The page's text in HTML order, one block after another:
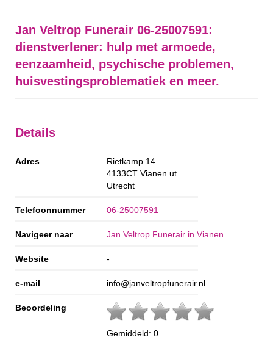
Jan Veltrop Funerair 06-25007591:
dienstverlener: hulp met armoede,
eenzaamheid, psychische problemen,
huisvestingsproblematiek en meer.
Details
Adres
Rietkamp 14
4133CT Vianen ut
Utrecht
Telefoonnummer 06-25007591
Navigeer naar Jan Veltrop Funerair in Vianen
Website -
e-mail info@janveltropfunerair.nl
Beoordeling
Gemiddeld: 0